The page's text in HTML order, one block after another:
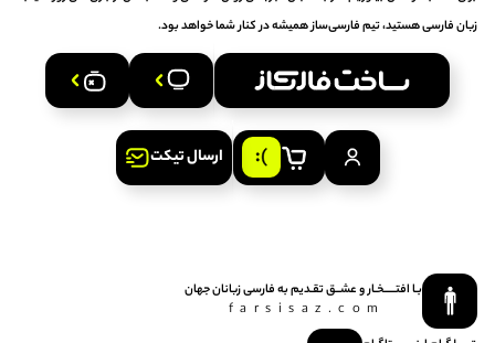
زبان فارسی هستید، تیم فارسی‌ساز همیشه در کنار شما خواهد بود.
ارسال تیکت
بـا افتـــــخـار و عشــق‌ تقـدیم‌ به‌ فارسی‌ زبانان‌ جهان
farsisaz.com